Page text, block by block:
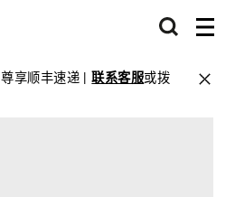
享顺丰速递 |联系客服或拨